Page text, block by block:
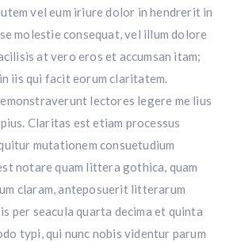
vel eum iriure dolor in hendrerit in
molestie consequat, vel illum dolore
at vero eros et accumsan itam;
iis qui facit eorum claritatem.
lectores legere me lius
Claritas est etiam processus
mutationem consuetudium
notare quam littera gothica, quam
claram, anteposuerit litterarum
per seacula quarta decima et quinta
typi, qui nunc nobis videntur parum